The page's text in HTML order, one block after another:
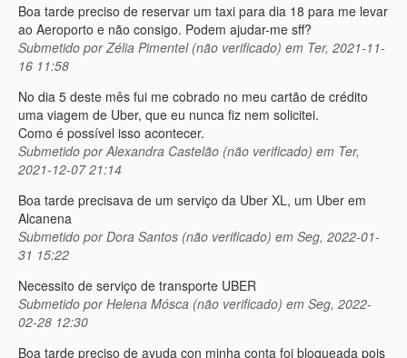
Boa tarde preciso de reservar um taxi para dia 18 para me levar
ao Aeroporto e não consigo. Podem ajudar-me sff?
Submetido porZélia Pimentel (não verificado) em Ter, 2021-11-
16 11:58
No dia 5 deste mês fui me cobrado no meu cartão de crédito
uma viagem de Uber, que eu nunca fiz nem solicitei.
Como é possível isso acontecer.
Submetido porAlexandra Castelão (não verificado) em Ter,
2021-12-07 21:14
Boa tarde precisava de um serviço da Uber XL, um Uber em
Alcanena
Submetido porDora Santos (não verificado) em Seg, 2022-01-
31 15:22
Necessito de serviço de transporte UBER
Submetido porHelena Mósca (não verificado) em Seg, 2022-
02-28 12:30
Boa tarde preciso de ayuda con minha conta foi bloqueada pois